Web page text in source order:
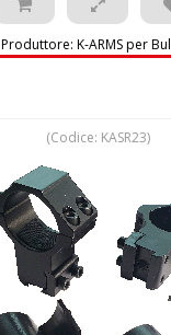
Produttore: K-ARMS per
(Codice: KASR23)